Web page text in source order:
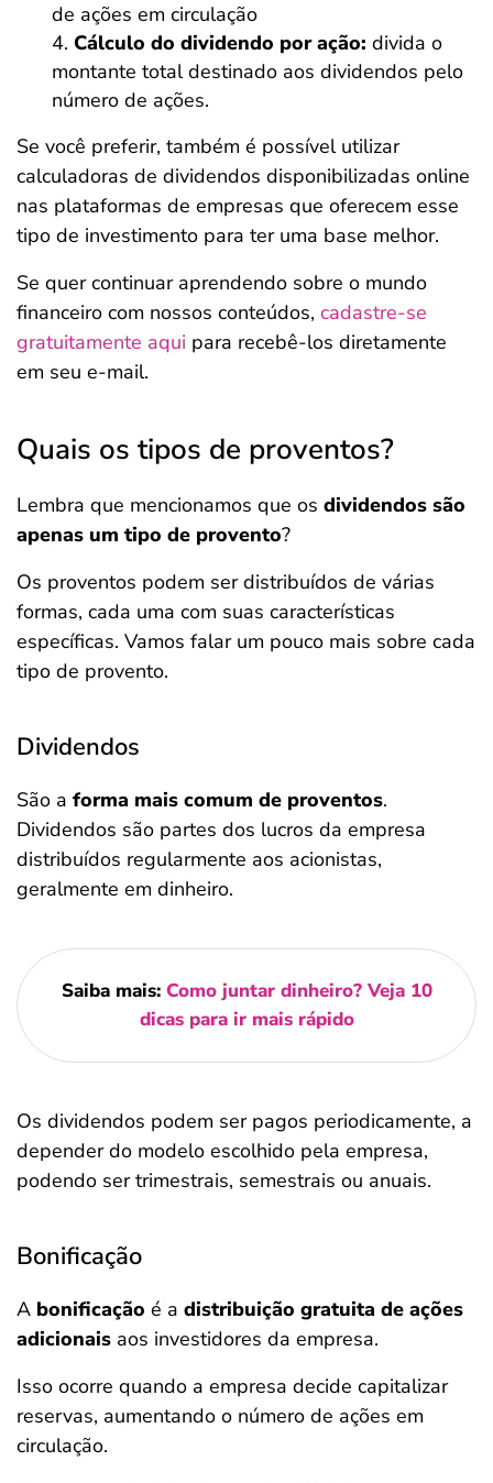
de ações em circulação
Cálculo do dividendo por ação: divida o
montante total destinado aos dividendos pelo
número de ações.
Se você preferir, também é possível utilizar
calculadoras de dividendos disponibilizadas online
nas plataformas de empresas que oferecem esse
tipo de investimento para ter uma base melhor.
Se quer continuar aprendendo sobre o mundo
financeiro com nossos conteúdos, cadastre-se
gratuitamente aqui para recebê-los diretamente
em seu e-mail.
Quais os tipos de proventos?
Lembra que mencionamos que os dividendos são
apenas um tipo de provento?
Os proventos podem ser distribuídos de várias
formas, cada uma com suas características
específicas. Vamos falar um pouco mais sobre cada
tipo de provento.
Dividendos
São a forma mais comum de proventos.
Dividendos são partes dos lucros da empresa
distribuídos regularmente aos acionistas,
geralmente em dinheiro.
Saiba mais: Como juntar dinheiro? Veja 10
dicas para ir mais rápido
Os dividendos podem ser pagos periodicamente, a
depender do modelo escolhido pela empresa,
podendo ser trimestrais, semestrais ou anuais.
Bonificação
A bonificação é a distribuição gratuita de ações
adicionais aos investidores da empresa.
Isso ocorre quando a empresa decide capitalizar
reservas, aumentando o número de ações em
circulação.